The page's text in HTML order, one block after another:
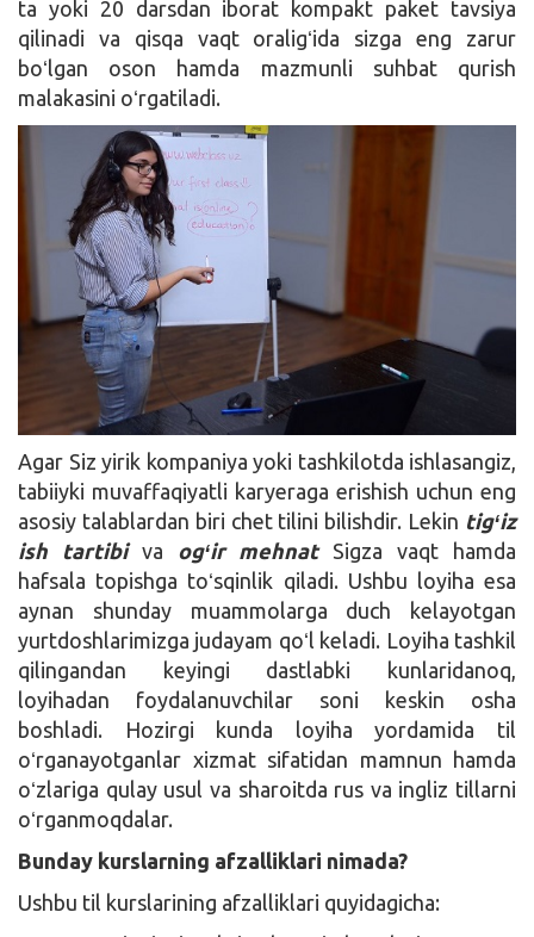
ta yoki 20 darsdan iborat kompakt paket tavsiya
qilinadi va qisqa vaqt oraligʻida sizga eng zarur
boʻlgan oson hamda mazmunli suhbat qurish
malakasini oʻrgatiladi.
Agar Siz yirik kompaniya yoki tashkilotda ishlasangiz,
tabiiyki muvaffaqiyatli karyeraga erishish uchun eng
asosiy talablardan biri chet tilini bilishdir. Lekin tigʻiz
ish tartibiva ogʻir mehnatSigza vaqt hamda
hafsala topishga toʻsqinlik qiladi. Ushbu loyiha esa
aynan shunday muammolarga duch kelayotgan
yurtdoshlarimizga judayam qoʻl keladi. Loyiha tashkil
qilingandan keyingi dastlabki kunlaridanoq,
loyihadan foydalanuvchilar soni keskin osha
boshladi. Hozirgi kunda loyiha yordamida til
oʻrganayotganlar xizmat sifatidan mamnun hamda
oʻzlariga qulay usul va sharoitda rus va ingliz tillarni
oʻrganmoqdalar.
Bunday kurslarning afzalliklari nimada?
Ushbu til kurslarining afzalliklari quyidagicha: